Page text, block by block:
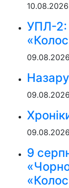
10.08.2026
УПЛ-2:
09.08.2026
09.08.2026
09.08.2026
9